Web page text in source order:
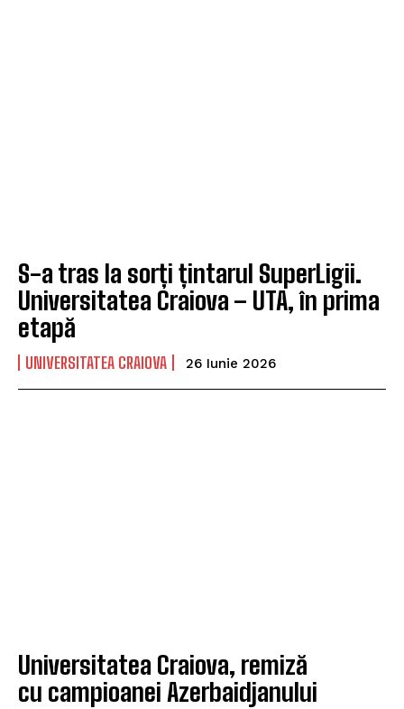
S-a tras la sorți țintarul SuperLigii.
Universitatea Craiova – UTA, în prima
etapă
UNIVERSITATEA CRAIOVA 26 Iunie 2026
Universitatea Craiova, remiză
cu campioanei Azerbaidjanului